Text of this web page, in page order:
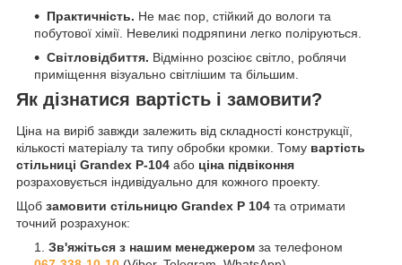
Практичність. Не має пор, стійкий до вологи та
побутової хімії. Невеликі подряпини легко поліруються.
Світловідбиття. Відмінно розсіює світло, роблячи
приміщення візуально світлішим та більшим.
Як дізнатися вартість і замовити?
Ціна на виріб завжди залежить від складності конструкції,
кількості матеріалу та типу обробки кромки. Тому вартість
стільниці Grandex P-104 або ціна підвіконня
розраховується індивідуально для кожного проекту.
Щоб замовити стільницю Grandex P 104 та отримати
точний розрахунок:
Зв'яжіться з нашим менеджером за телефоном